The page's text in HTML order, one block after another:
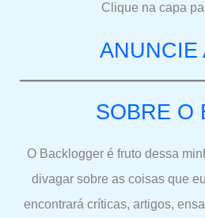
Clique na capa
ANUNCIE
SOBRE O
O Backlogger é fruto dessa
divagar sobre as coisas que
encontrará críticas, artigos,